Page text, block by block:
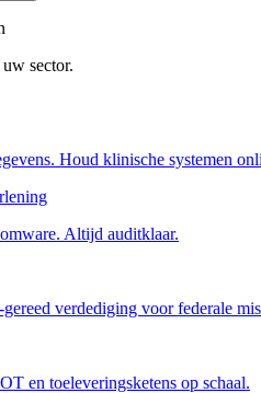
sector.
Houd klinische systemen
Altijd auditklaar.
verdediging voor federale
en toeleveringsketens op schaal.